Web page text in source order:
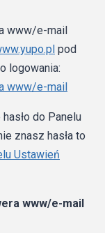
www/e-mail
pod
logowania:
www/e-mail
do Panelu
znasz hasła to
Ustawień
www/e-mail